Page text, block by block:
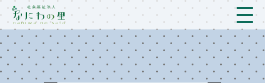
トップ
法人概要/アクセス